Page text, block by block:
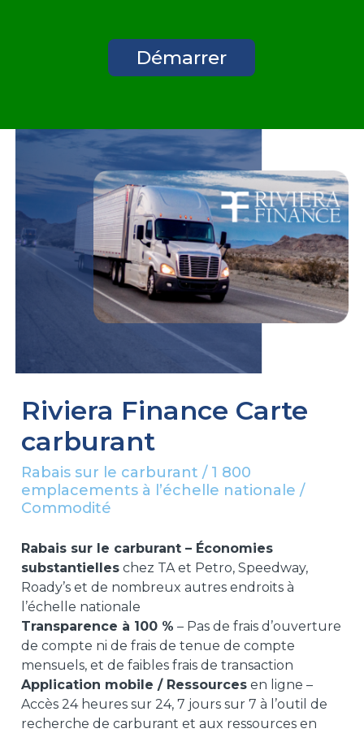
Démarrer
Riviera Finance Carte
carburant
Rabais sur le carburant / 1 800
emplacements à l’échelle nationale /
Commodité
Rabais sur le carburant – Économies
substantielleschez TA et Petro, Speedway,
Roady’s et de nombreux autres endroits à
l’échelle nationale
Transparence à 100 % – Pas de frais d’ouverture
de compte ni de frais de tenue de compte
mensuels, et de faibles frais de transaction
Application mobile / Ressourcesen ligne –
Accès 24 heures sur 24, 7 jours sur 7 à l’outil de
recherche de carburant et aux ressources en